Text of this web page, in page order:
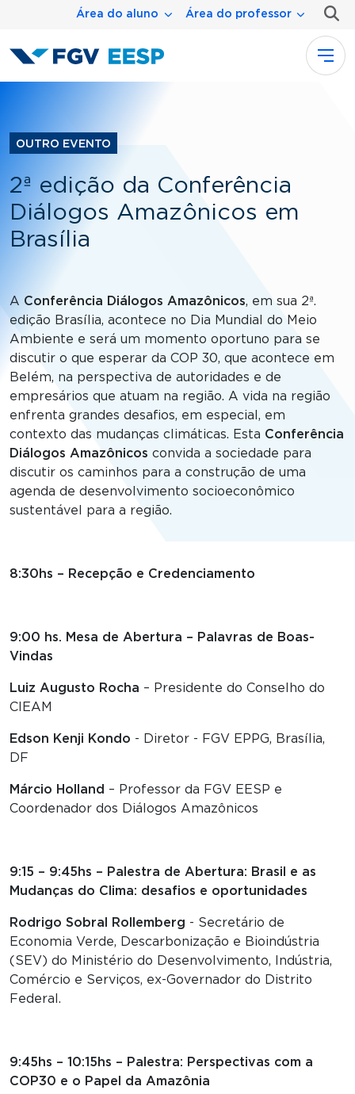
Pular para o conteúdo principal
Menu áreaÁrea do aluno Área do professor
OUTRO EVENTO
2ª edição da Conferência
Diálogos Amazônicos em
Brasília
A Conferência Diálogos Amazônicos, em sua 2ª.
edição Brasília, acontece no Dia Mundial do Meio
Ambiente e será um momento oportuno para se
discutir o que esperar da COP 30, que acontece em
Belém, na perspectiva de autoridades e de
empresários que atuam na região. A vida na região
enfrenta grandes desafios, em especial, em
contexto das mudanças climáticas. Esta Conferência
Diálogos Amazônicos convida a sociedade para
discutir os caminhos para a construção de uma
agenda de desenvolvimento socioeconômico
sustentável para a região.
8:30hs – Recepção e Credenciamento
9:00 hs. Mesa de Abertura – Palavras de Boas-
Vindas
Luiz Augusto Rocha – Presidente do Conselho do
CIEAM
Edson Kenji Kondo - Diretor - FGV EPPG, Brasília,
DF
Márcio Holland – Professor da FGV EESP e
Coordenador dos Diálogos Amazônicos
9:15 – 9:45hs – Palestra de Abertura: Brasil e as
Mudanças do Clima: desafios e oportunidades
Rodrigo Sobral Rollemberg - Secretário de
Economia Verde, Descarbonização e Bioindústria
(SEV) do Ministério do Desenvolvimento, Indústria,
Comércio e Serviços, ex-Governador do Distrito
Federal.
9:45hs – 10:15hs – Palestra: Perspectivas com a
COP30 e o Papel da Amazônia